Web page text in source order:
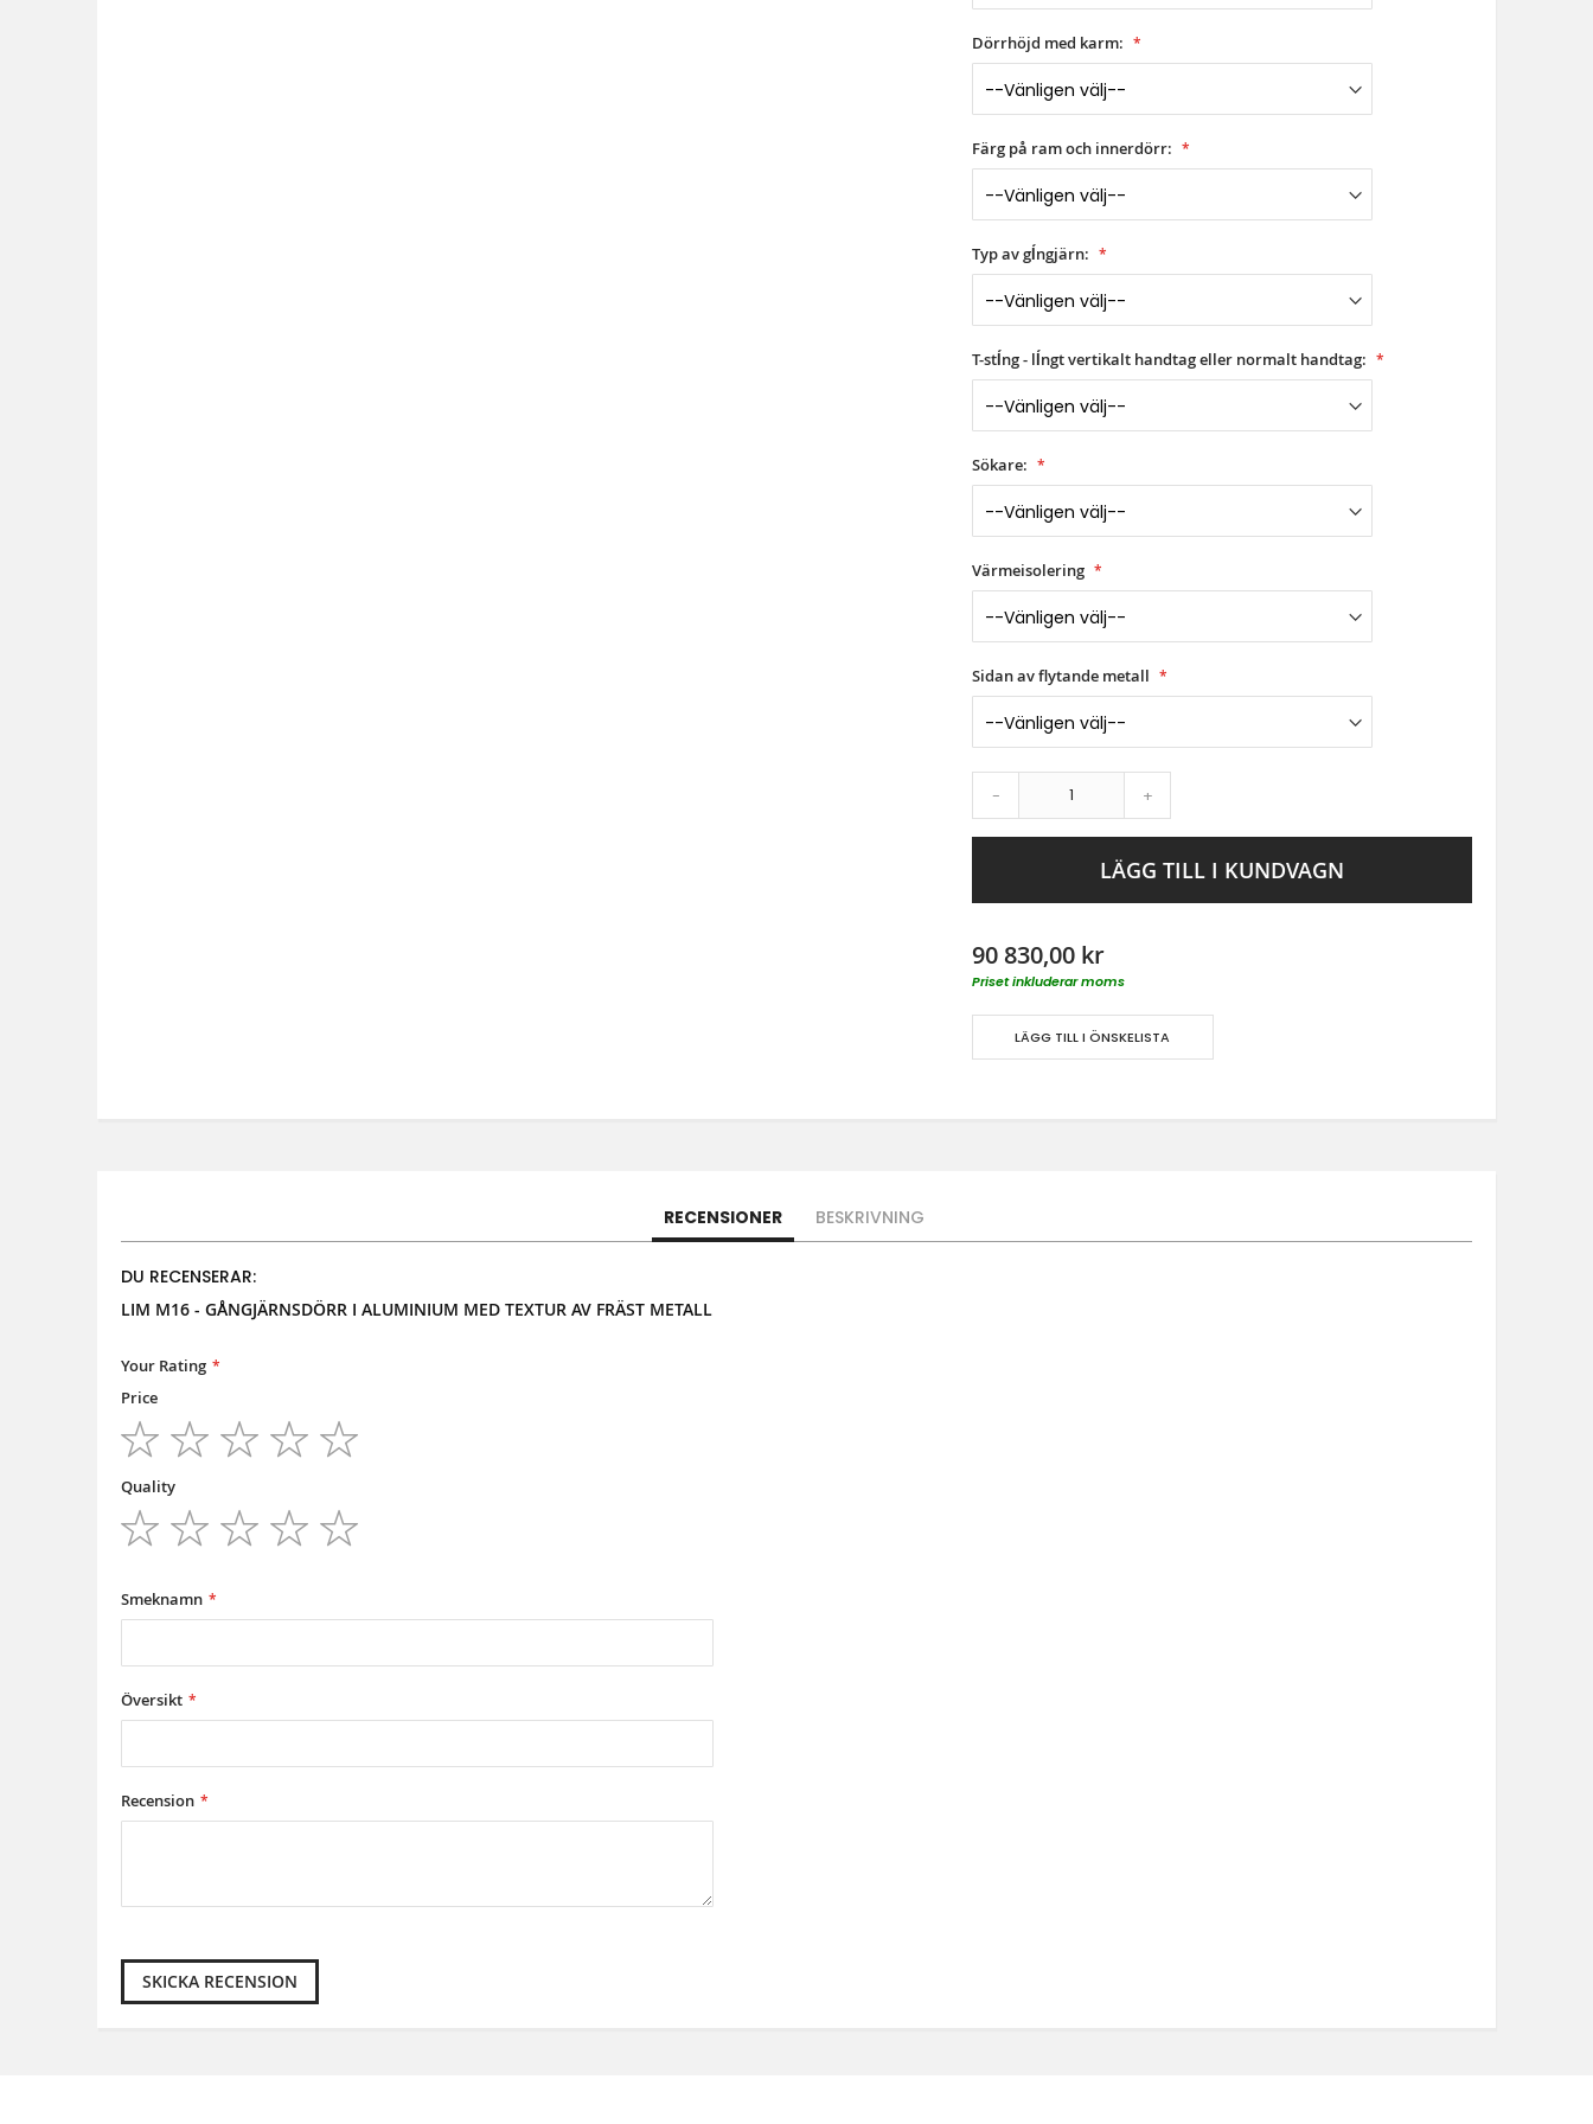
Dörrhöjd med karm:
Färg på ram och innerdörr:
Typ av gĺngjärn:
T-stĺng - lĺngt vertikalt handtag eller normalt handtag:
Sökare:
Värmeisolering
Sidan av flytande metall
- +
LÄGG TILL I KUNDVAGN
90 830,00 kr
Priset inkluderar moms
LÄGG TILL I ÖNSKELISTA
RECENSIONER
DU RECENSERAR:
LIM M16 - GÅNGJÄRNSDÖRR I ALUMINIUM MED TEXTUR AV FRÄST METALL
Your Rating
Price
star
stars
stars
stars
stars
Quality
Smeknamn
Översikt
Recension
SKICKA RECENSION
BESKRIVNING